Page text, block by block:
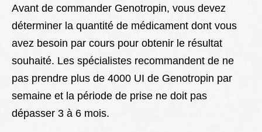
Avant de commander Genotropin, vous devez
déterminer la quantité de médicament dont vous
avez besoin par cours pour obtenir le résultat
souhaité. Les spécialistes recommandent de ne
pas prendre plus de 4000 UI de Genotropin par
semaine et la période de prise ne doit pas
dépasser 3 à 6 mois.